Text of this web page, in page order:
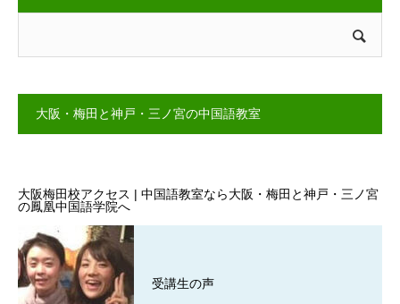
大阪・梅田と神戸・三ノ宮の中国語教室
大阪梅田校アクセス | 中国語教室なら大阪・梅田と神戸・三ノ宮
の鳳凰中国語学院へ
受講生の声